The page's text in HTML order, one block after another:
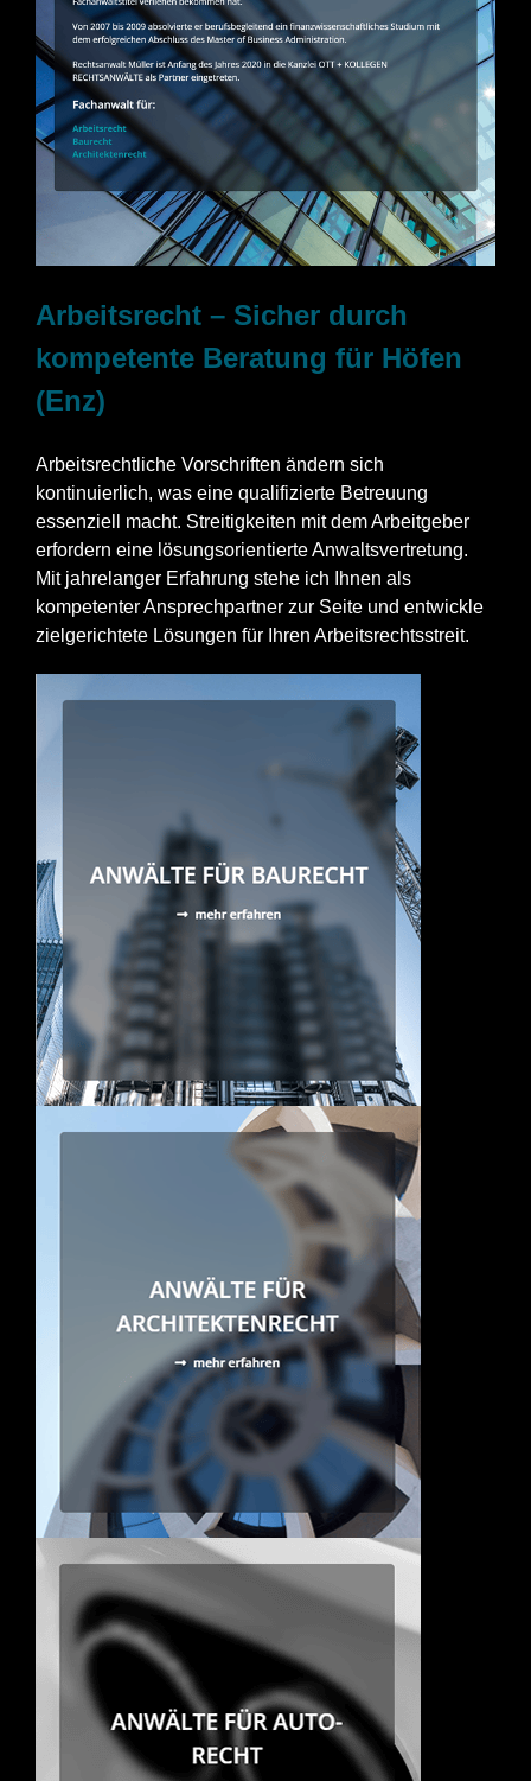
Arbeitsrecht – Sicher durch
kompetente Beratung für Höfen
(Enz)
Arbeitsrechtliche Vorschriften ändern sich
kontinuierlich, was eine qualifizierte Betreuung
essenziell macht. Streitigkeiten mit dem Arbeitgeber
erfordern eine lösungsorientierte Anwaltsvertretung.
Mit jahrelanger Erfahrung stehe ich Ihnen als
kompetenter Ansprechpartner zur Seite und entwickle
zielgerichtete Lösungen für Ihren Arbeitsrechtsstreit.